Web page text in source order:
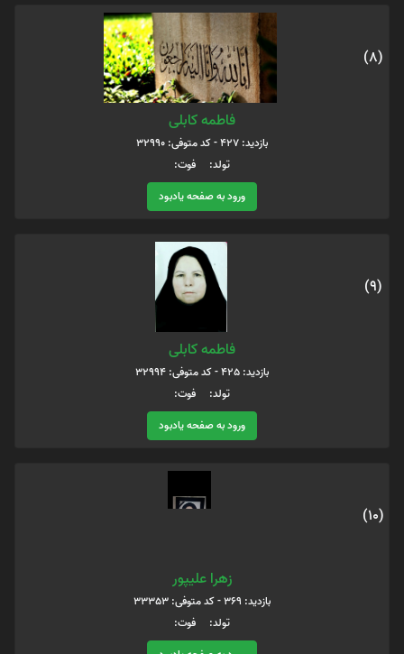
(8)
فاطمه کابلی
بازدید: 427 - کد متوفی: 32990
تولد: فوت:
ورود به صفحه یادبود
(9)
فاطمه کابلی
بازدید: 425 - کد متوفی: 32994
تولد: فوت:
ورود به صفحه یادبود
(10)
زهرا علیپور
بازدید: 369 - کد متوفی: 33353
تولد: فوت: